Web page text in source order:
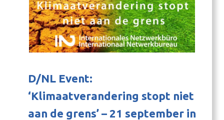
D/NL Event:
‘Klimaatverandering stopt niet
aan de grens’ – 21 september in